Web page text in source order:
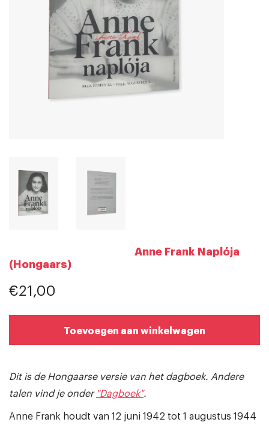
Anne Frank Naplója
(Hongaars)
€21,00
Toevoegen aan winkelwagen
Dit is de Hongaarse versie van het dagboek. Andere
talen vind je onder "Dagboek".
Anne Frank houdt van 12 juni 1942 tot 1 augustus 1944